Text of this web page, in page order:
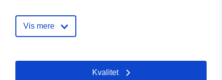
Tilføjet til data.europa.eu:
Vis mere
Kvalitet